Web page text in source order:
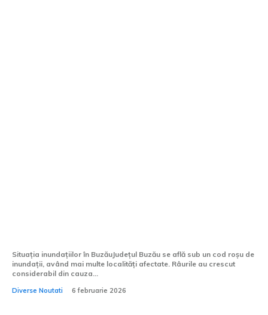
Situația inundațiilor în BuzăuJudețul Buzău se află sub un cod roșu de
inundații, având mai multe localități afectate. Râurile au crescut
considerabil din cauza...
Diverse Noutati 6 februarie 2026